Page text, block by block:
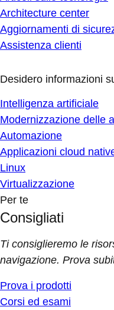
Architecture center
Aggiornamenti di
Assistenza clienti
Desidero informazioni
Intelligenza artificiale
Modernizzazione delle
Automazione
Applicazioni cloud
Linux
Virtualizzazione
Per te
Consigliati
Ti consiglieremo le
navigazione. Prova
Prova i prodotti
Corsi ed esami